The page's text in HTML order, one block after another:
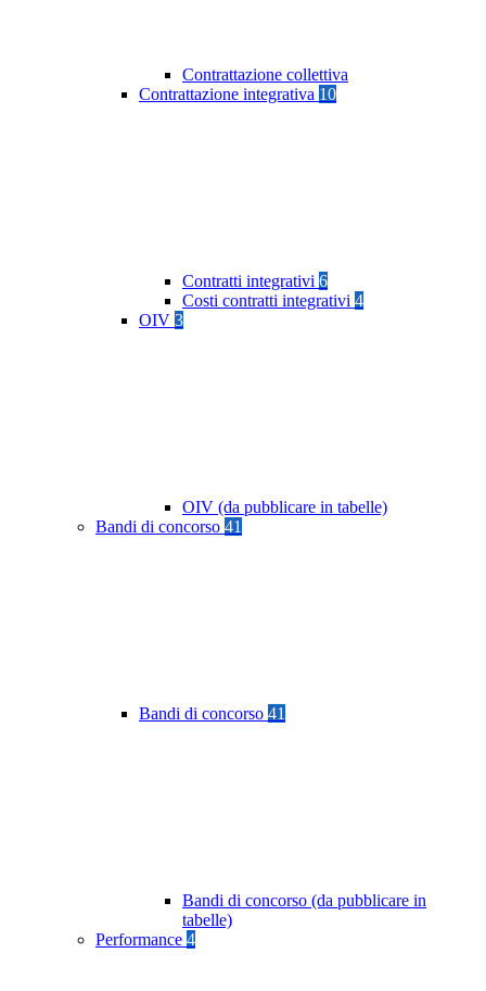
Contrattazione collettiva
Contrattazione integrativa 10
Contratti integrativi 6
Costi contratti integrativi 4
OIV 3
OIV (da pubblicare in tabelle)
Bandi di concorso 41
Bandi di concorso 41
Bandi di concorso (da pubblicare in
tabelle)
Performance 4